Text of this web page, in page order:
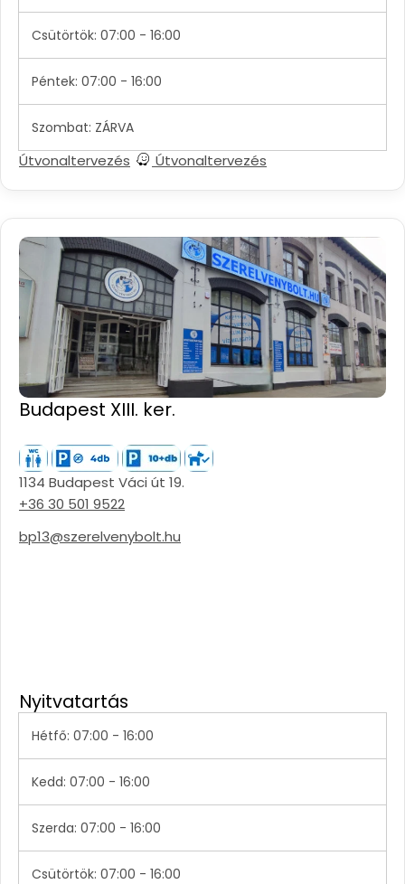
Csütörtök: 07:00 - 16:00
Péntek: 07:00 - 16:00
Szombat: ZÁRVA
Útvonaltervezés Útvonaltervezés
Budapest XIII. ker.
1134 Budapest Váci út 19.
+36 30 501 9522
bp13@szerelvenybolt.hu
Nyitvatartás
Hétfő: 07:00 - 16:00
Kedd: 07:00 - 16:00
Szerda: 07:00 - 16:00
Csütörtök: 07:00 - 16:00